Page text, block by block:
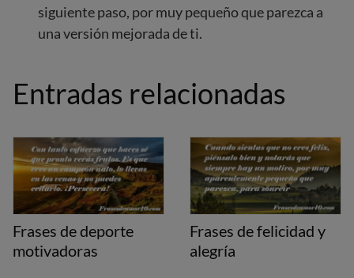
siguiente paso, por muy pequeño que parezca a
una versión mejorada de ti.
Entradas relacionadas
Frases de deporte
motivadoras
Frases de felicidad y
alegría